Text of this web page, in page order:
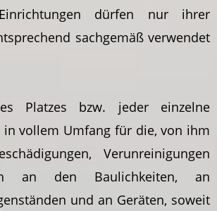
dürfen nur ihrer
sachgemäß verwendet
Platzes bzw. jeder einzelne
in vollem Umfang für die, von ihm
Verunreinigungen
an den Baulichkeiten, an
und an Geräten, soweit